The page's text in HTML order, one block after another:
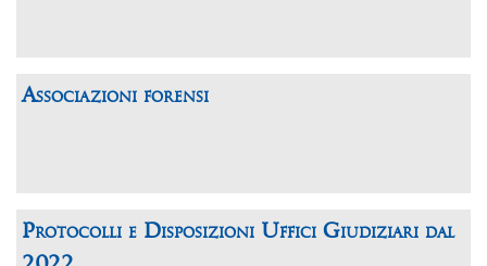
Associazioni forensi
Protocolli e Disposizioni Uffici Giudiziari dal